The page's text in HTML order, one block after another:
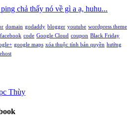
chả thấy nó về gì a ạ, huhu...
domain godaddy blogger youtube wordpress theme
code Google Cloud coupon Black Friday
google maps xóa thuộc tính bản quyền hướng